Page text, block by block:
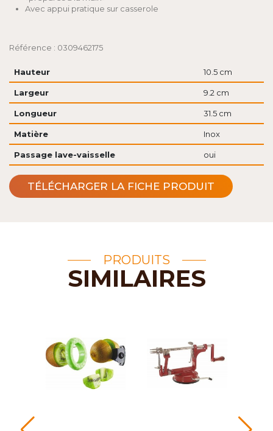
Avec appui pratique sur casserole
Référence : 0309462175
Hauteur 10.5 cm
Largeur 9.2 cm
Longueur 31.5 cm
Matière Inox
Passage lave-vaisselle oui
TÉLÉCHARGER LA FICHE PRODUIT
PRODUITS
SIMILAIRES